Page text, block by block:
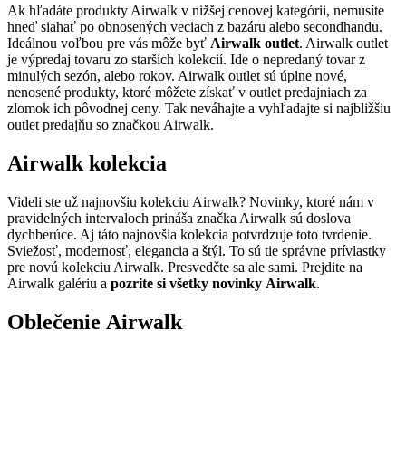
Ak hľadáte produkty Airwalk v nižšej cenovej kategórii, nemusíte
hneď siahať po obnosených veciach z bazáru alebo secondhandu.
Ideálnou voľbou pre vás môže byť Airwalk outlet. Airwalk outlet
je výpredaj tovaru zo starších kolekcií. Ide o nepredaný tovar z
minulých sezón, alebo rokov. Airwalk outlet sú úplne nové,
nenosené produkty, ktoré môžete získať v outlet predajniach za
zlomok ich pôvodnej ceny. Tak neváhajte a vyhľadajte si najbližšiu
outlet predajňu so značkou Airwalk.
Airwalk kolekcia
Videli ste už najnovšiu kolekciu Airwalk? Novinky, ktoré nám v
pravidelných intervaloch prináša značka Airwalk sú doslova
dychberúce. Aj táto najnovšia kolekcia potvrdzuje toto tvrdenie.
Sviežosť, modernosť, elegancia a štýl. To sú tie správne prívlastky
pre novú kolekciu Airwalk. Presvedčte sa ale sami. Prejdite na
Airwalk galériu a pozrite si všetky novinky Airwalk.
Oblečenie Airwalk